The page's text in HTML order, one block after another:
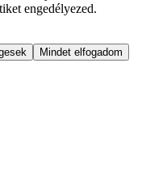
engedélyezed.
Mindet elfogadom